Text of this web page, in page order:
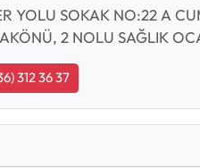
YOLU SOKAK NO:22 A
2 NOLU SAĞLIK
312 36 37